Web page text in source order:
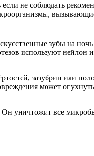
не соблюдать
зубы на ночь
используют нейлон
зазубрин или
может
уничтожит все